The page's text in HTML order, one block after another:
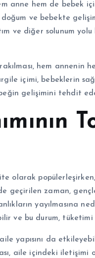
anne hem de bebek
ve bebekte
ve diğer solunum
hem annenin
içimi, bebeklerin
gelişimini tehdit
olarak popülerleşirken,
geçirilen zaman,
yayılmasına
ve bu durum,
yapısını da
aile içindeki